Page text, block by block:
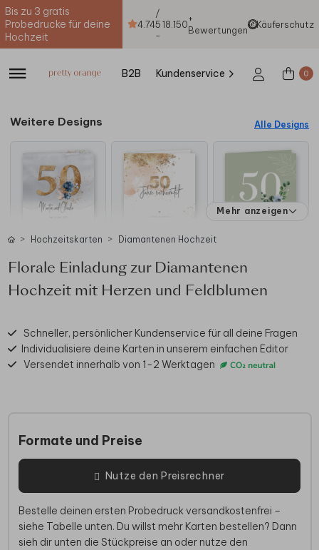
Bis zu 3 gratis
Probedrucke für deine
Hochzeit
4.74
/
5
-
18.150+
Bewertungen
Käuferschutz
B2B Kundenservice 0
Weitere Designs Alle Designs
Mehr anzeigen
Hochzeitskarten Diamantenen Hochzeit
Florale Einladung zur Diamantenen
Hochzeit mit Herzen und Feldblumen
Schneller, persönlicher Kundenservice für all deine Fragen
Individualisiere deine Karten in unserem einfachen Editor
Versendet innerhalb von 1-2 Werktagen
Formate und Preise
Nutze den Preisrechner
Bestelle deinen ersten Probedruck versandkostenfrei –
siehe Tabelle unten. Du willst mehr Karten bestellen? Dann
sieh dir unten die Stückpreise an oder nutze den